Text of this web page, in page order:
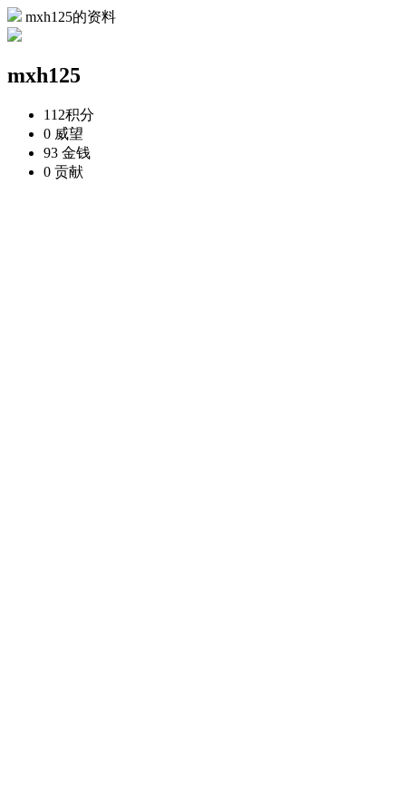
mxh125的资料
mxh125
112积分
0 威望
93 金钱
0 贡献